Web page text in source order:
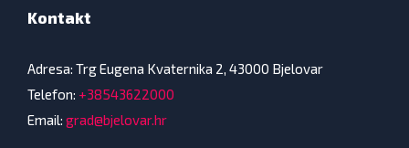
Kontakt
Adresa: Trg Eugena Kvaternika 2, 43000 Bjelovar
Telefon: +38543622000
Email: grad@bjelovar.hr